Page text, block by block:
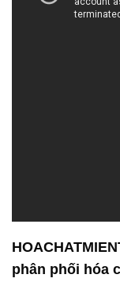
phân phối hóa